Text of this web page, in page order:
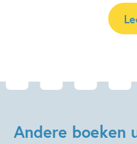
Andere boeken